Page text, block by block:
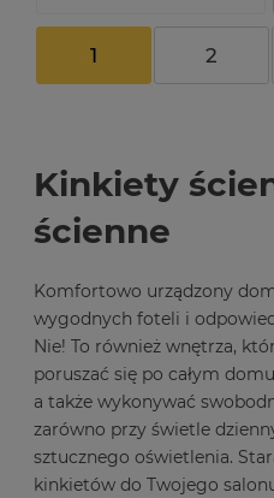
1 2
Kinkiety
ścienne
Komfortowo urządzony
wygodnych foteli i
Nie! To również wnętrza,
poruszać się po całym
a także wykonywać
zarówno przy świetle
sztucznego oświetlenia.
kinkietów do Twojego